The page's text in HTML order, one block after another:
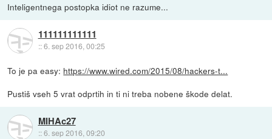
Inteligentnega postopka idiot ne razume...
111111111111
::6. sep 2016, 00:25
To je pa easy: https://www.wired.com/2015/08/hackers-t...
Pustiš vseh 5 vrat odprtih in ti ni treba nobene škode delat.
MIHAc27
::6. sep 2016, 09:20